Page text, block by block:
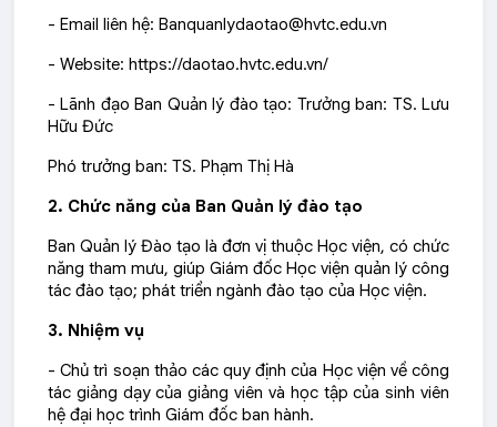
- Email liên hệ: Banquanlydaotao@hvtc.edu.vn
- Website: https://daotao.hvtc.edu.vn/
- Lãnh đạo Ban Quản lý đào tạo: Trưởng ban: TS. Lưu
Hữu Đức
Phó trưởng ban: TS. Phạm Thị Hà
2. Chức năng của Ban Quản lý đào tạo
Ban Quản lý Đào tạo là đơn vị thuộc Học viện, có chức
năng tham mưu, giúp Giám đốc Học viện quản lý công
tác đào tạo; phát triển ngành đào tạo của Học viện.
3. Nhiệm vụ
- Chủ trì soạn thảo các quy định của Học viện về công
tác giảng dạy của giảng viên và học tập của sinh viên
hệ đại học trình Giám đốc ban hành.